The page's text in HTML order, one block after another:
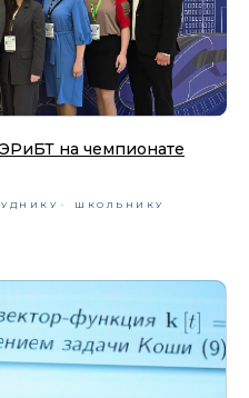
на чемпионате
ШКОЛЬНИКУ